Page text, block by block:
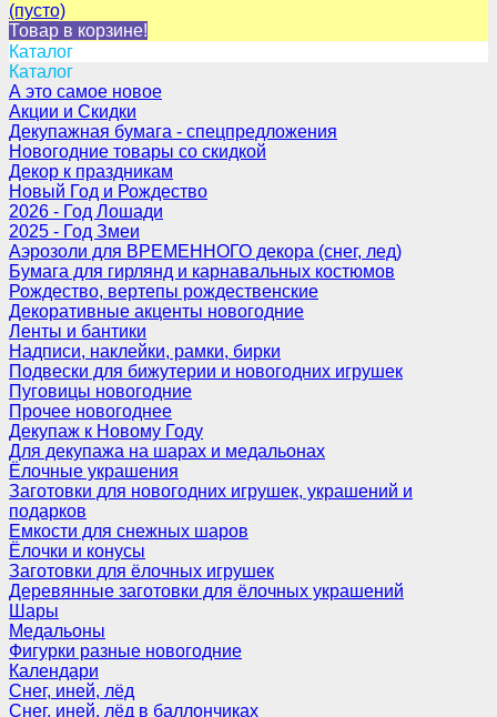
(пусто)
Товар в корзине!
Каталог
Каталог
А это самое новое
Акции и Скидки
Декупажная бумага - спецпредложения
Новогодние товары со скидкой
Декор к праздникам
Новый Год и Рождество
2026 - Год Лошади
2025 - Год Змеи
Аэрозоли для ВРЕМЕННОГО декора (снег, лед)
Бумага для гирлянд и карнавальных костюмов
Рождество, вертепы рождественские
Декоративные акценты новогодние
Ленты и бантики
Надписи, наклейки, рамки, бирки
Подвески для бижутерии и новогодних игрушек
Пуговицы новогодние
Прочее новогоднее
Декупаж к Новому Году
Для декупажа на шарах и медальонах
Ёлочные украшения
Заготовки для новогодних игрушек, украшений и
подарков
Емкости для снежных шаров
Ёлочки и конусы
Заготовки для ёлочных игрушек
Деревянные заготовки для ёлочных украшений
Шары
Медальоны
Фигурки разные новогодние
Календари
Снег, иней, лёд
Снег, иней, лёд в баллончиках